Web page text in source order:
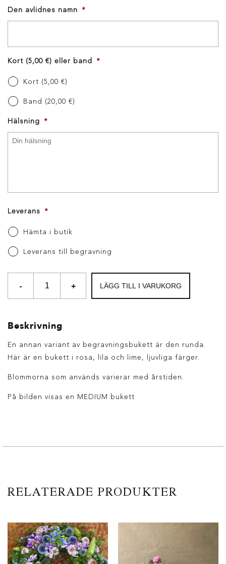
Den avlidnes namn *
Kort (5,00 €) eller band *
Kort (5,00 €)
Band (20,00 €)
Hälsning *
Leverans *
Hämta i butik
Leverans till begravning
- + LÄGG TILL I VARUKORG
Beskrivning
En annan variant av begravningsbukett är den runda.
Här är en bukett i rosa, lila och lime, ljuvliga färger.
Blommorna som används varierar med årstiden.
På bilden visas en MEDIUM bukett
RELATERADE PRODUKTER